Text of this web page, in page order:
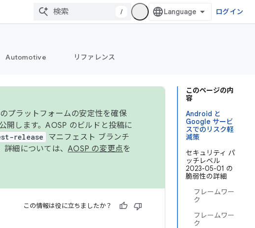
/ ログイン
Automotive リファレンス
このページの内
容
Android と
Google サービ
スでのリスク軽
減策
セキュリティ パ
ッチレベル
2023-05-01 の
脆弱性の詳細
フレームワー
ク
フレームワー
ク
プラットフォームの安定性を確保
開します。AOSP のビルドと投稿に
release
マニフェスト ブランチ
細については、 AOSP の変更点を
この情報は役に立ちましたか？